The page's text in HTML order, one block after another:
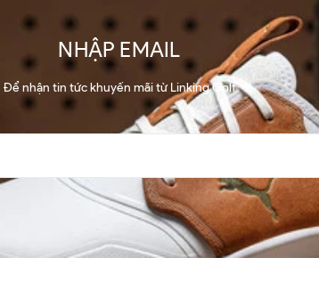
NHẬP EMAIL
Để nhận tin tức khuyến mãi từ Linking Golf